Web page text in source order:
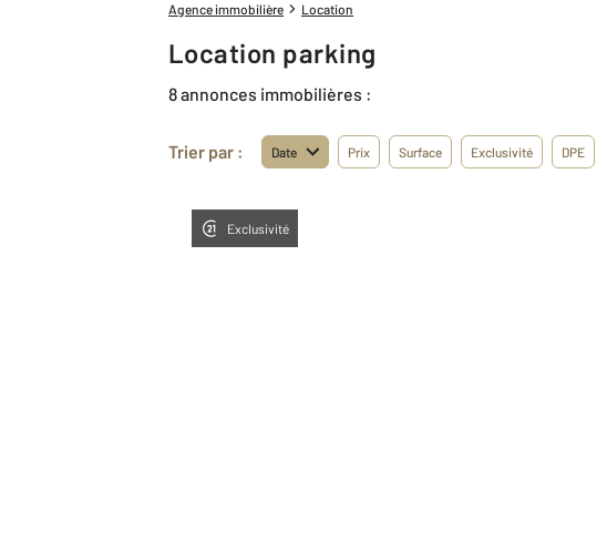
Agence immobilière Location
Location parking
8 annonces immobilières :
Trier par : Date Prix Surface Exclusivité DPE
Exclusivité